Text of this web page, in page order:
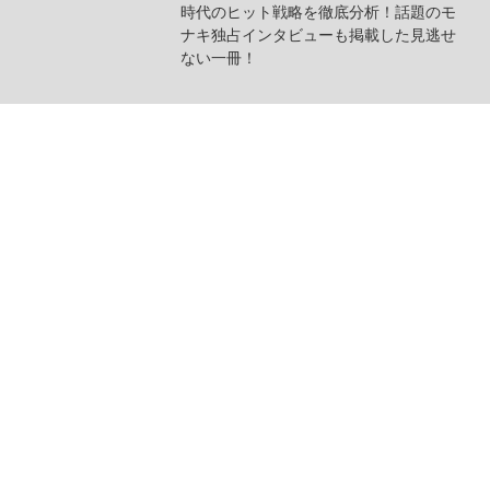
時代のヒット戦略を徹底分析！話題のモ
ナキ独占インタビューも掲載した見逃せ
ない一冊！